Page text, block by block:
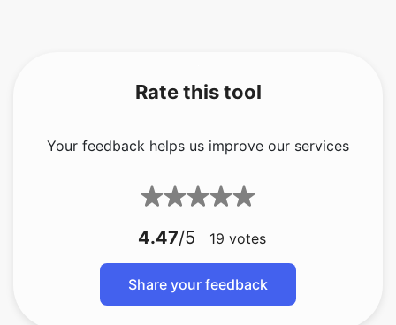
Rate this tool
Your feedback helps us improve our services
4.47/5 19 votes
Share your feedback